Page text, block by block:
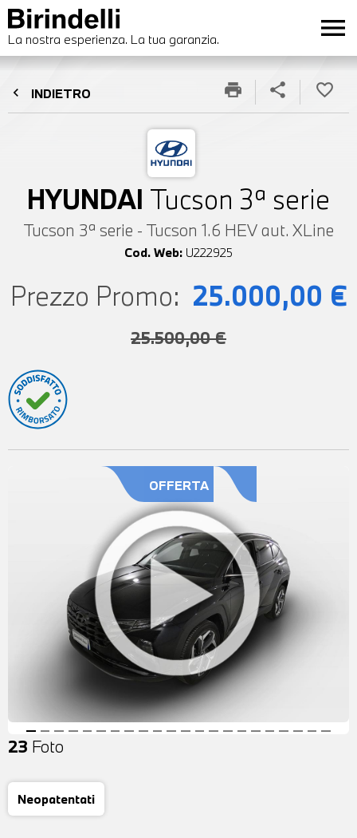
La nostra esperienza. La tua garanzia. menu
chevron_left INDIETRO
HYUNDAI Tucson 3ª serie
Tucson 3ª serie - Tucson 1.6 HEV aut. XLine
Cod. Web: U222925
print share favorite_border
Prezzo Promo: 25.000,00 €
25.500,00 €
OFFERTA
23 Foto
Neopatentati